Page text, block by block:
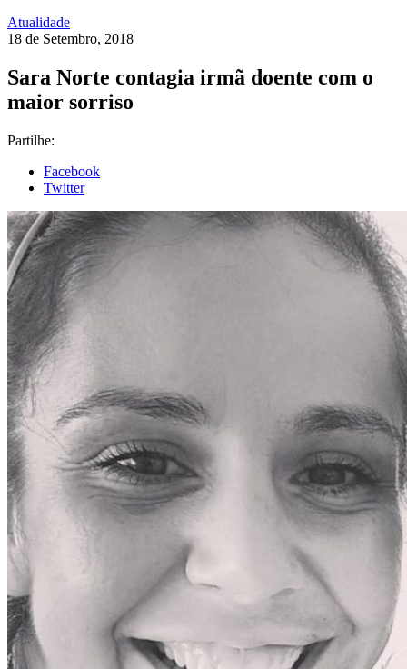
Atualidade
18 de Setembro, 2018
Sara Norte contagia irmã doente com o
maior sorriso
Partilhe:
Facebook
Twitter